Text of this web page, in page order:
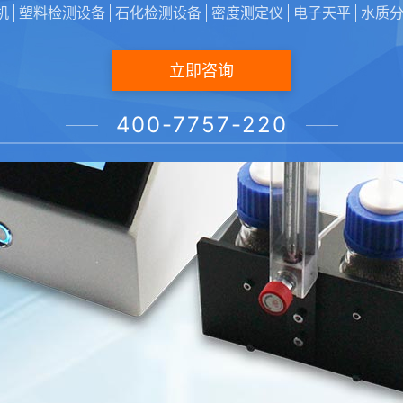
塑料检测设备 石化检测设备 密度测定仪 电子天平 水质
立即咨询
400-7757-220